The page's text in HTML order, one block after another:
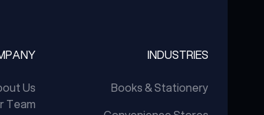
INDUSTRIES
Books & Stationery
Us
Team